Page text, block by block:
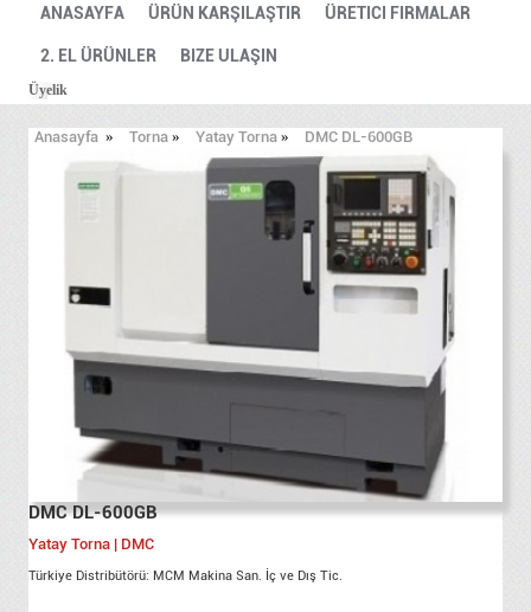
ANASAYFA ÜRÜN KARŞILAŞTIR ÜRETICI FIRMALAR
2. EL ÜRÜNLER BIZE ULAŞIN
Üyelik
Anasayfa » Torna » Yatay Torna » DMC DL-600GB
DMC DL-600GB
Yatay Torna | DMC
Türkiye Distribütörü: MCM Makina San. İç ve Dış Tic.